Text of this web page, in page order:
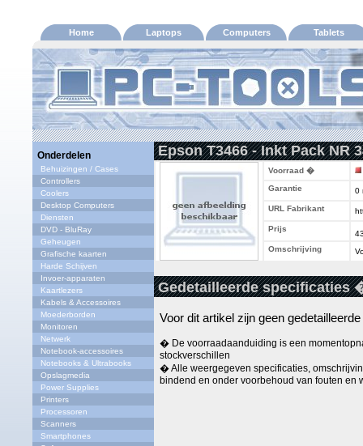
Home Laptops Computers Tablets
Onderdelen
Behuizingen / Cases
Controllers
Coolers
Desktop Computers
Diensten
DVD - BluRay
Geheugen
Grafische kaarten
Harde Schijven
Invoer-apparaten
Kaartlezers
Kabels & Accessoires
Moederborden
Monitoren
Netwerk
Notebook-accessoires
Notebooks & Ultrabooks
Opslagmedia
Power Supplies
Printers
Processoren
Scanners
Smartphones
Epson T3466 - Inkt Pack NR
Voorraad �
Garantie
0
URL Fabrikant
Prijs
Omschrijving
Gedetailleerde specificaties
Voor dit artikel zijn geen
� De voorraadaanduiding is een
stockverschillen
� Alle weergegeven specificaties,
bindend en onder voorbehoud van fouten en